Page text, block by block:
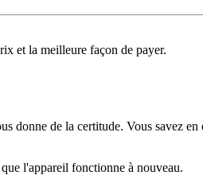
et la meilleure façon de payer.
donne de la certitude. Vous savez
l'appareil fonctionne à nouveau.